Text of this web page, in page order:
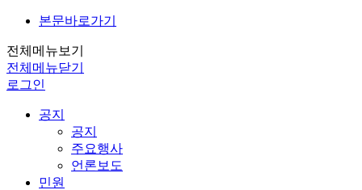
본문바로가기
전체메뉴보기
전체메뉴닫기
로그인
공지
공지
주요행사
언론보도
민원